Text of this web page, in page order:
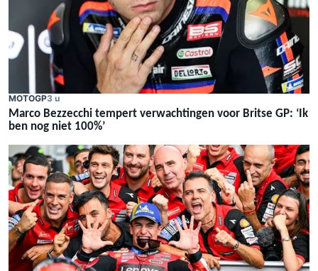
MOTOGP3 u
Marco Bezzecchi tempert verwachtingen voor Britse GP: ‘Ik
ben nog niet 100%’